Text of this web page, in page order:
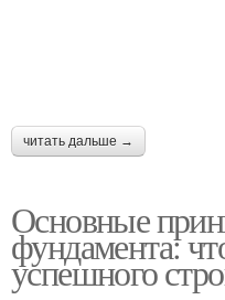
читать дальше →
Основные
фундамента:
успешного